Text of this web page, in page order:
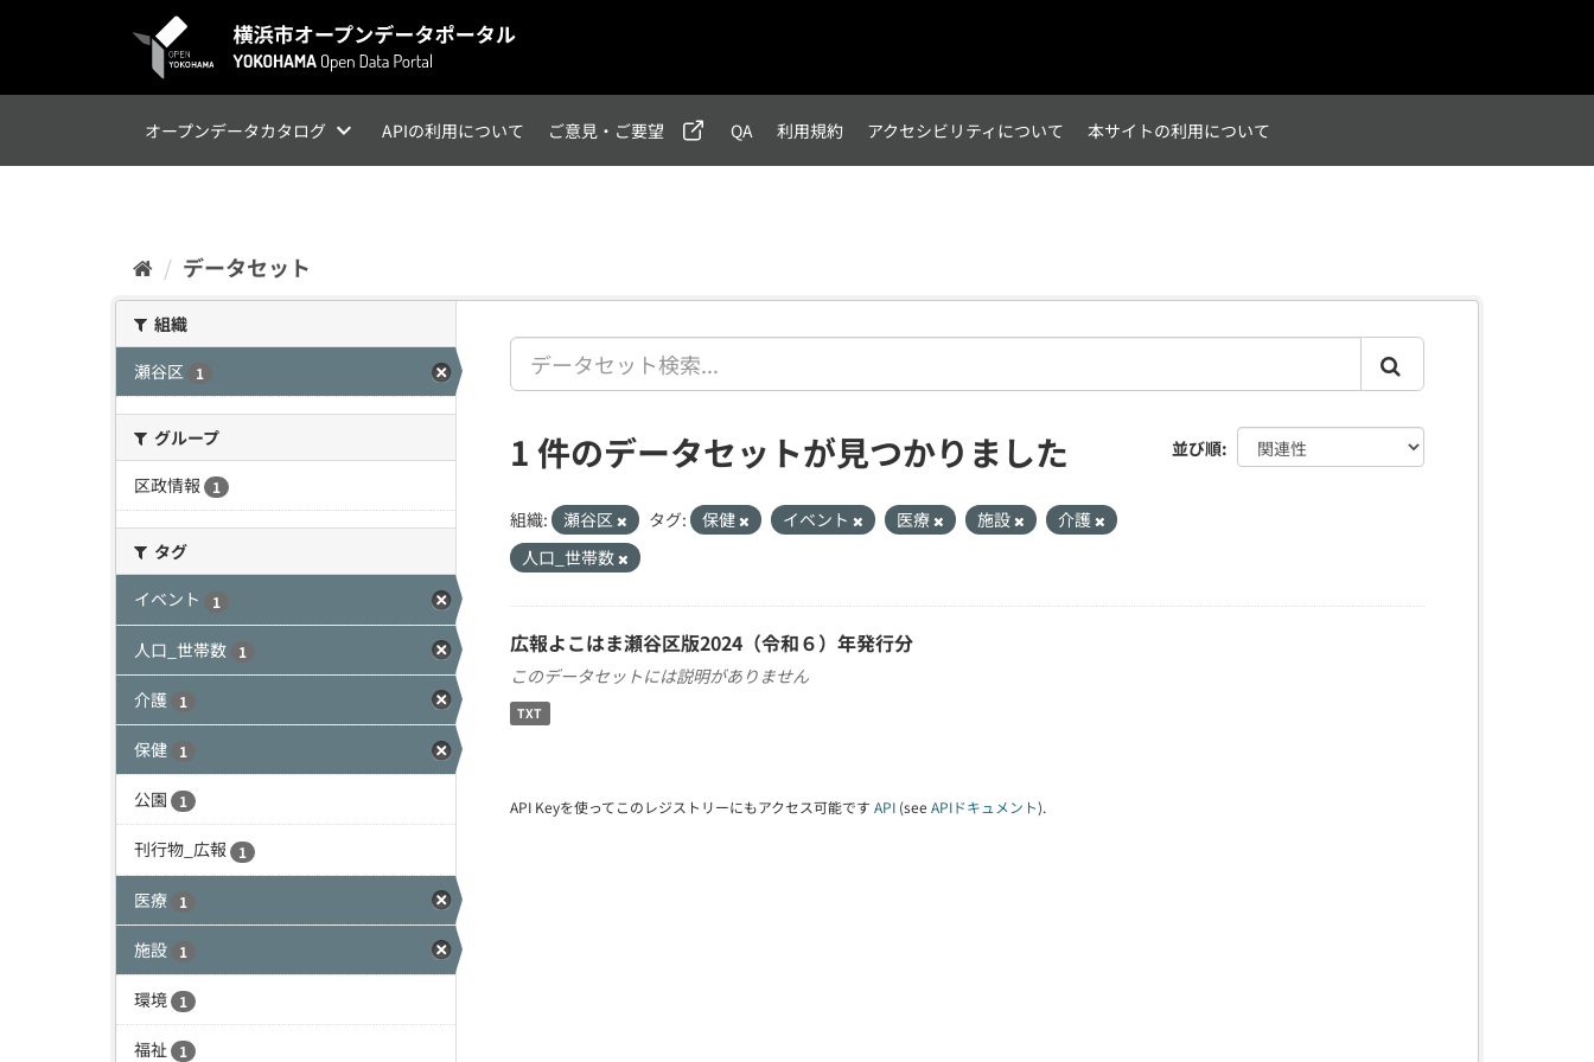
オープンデータカタログ APIの利用について ご意見・ご要望 QA 利用規約 アクセシビリティについて 本サイトの利用について
データセット
組織
瀬谷区
1
グループ
区政情報
1
タグ
イベント
1
人口_世帯数 1
介護 1
保健 1
公園 1
刊行物_広報 1
医療 1
施設 1
環境 1
福祉 1
並び順
1 件のデータセットが見つかりました
組織: 瀬谷区 タグ: 保健 イベント 医療 施設
介護
人口_世帯数
広報よこはま瀬谷区版2024（令和６）年発行分
このデータセットには説明がありません
TXT
API Keyを使ってこのレジストリーにもアクセス可能です API (see APIドキュメント).